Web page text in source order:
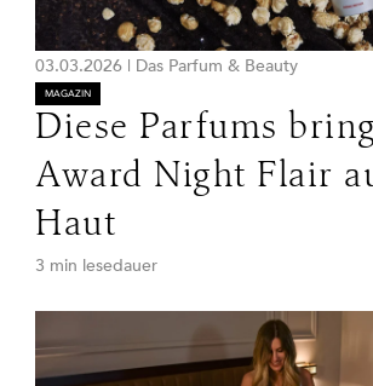
03.03.2026 | Das Parfum & Beauty
MAGAZIN
Diese Parfums
Award Night Flair
Haut
3 min lesedauer